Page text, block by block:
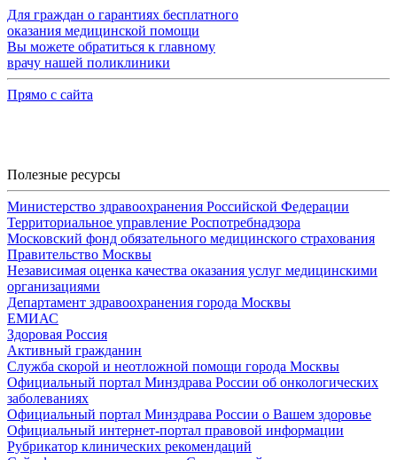
Для граждан о гарантиях бесплатного
оказания медицинской помощи
Вы можете обратиться к главному
врачу нашей поликлиники
Прямо с сайта
Полезные ресурсы
Министерство здравоохранения Российской Федерации
Территориальное управление Роспотребнадзора
Московский фонд обязательного медицинского страхования
Правительство Москвы
Независимая оценка качества оказания услуг медицинскими
организациями
Департамент здравоохранения города Москвы
ЕМИАС
Здоровая Россия
Активный гражданин
Служба скорой и неотложной помощи города Москвы
Официальный портал Минздрава России об онкологических
заболеваниях
Официальный портал Минздрава России о Вашем здоровье
Официальный интернет-портал правовой информации
Рубрикатор клинических рекомендаций